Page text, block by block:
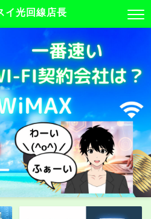
イ光回線店長